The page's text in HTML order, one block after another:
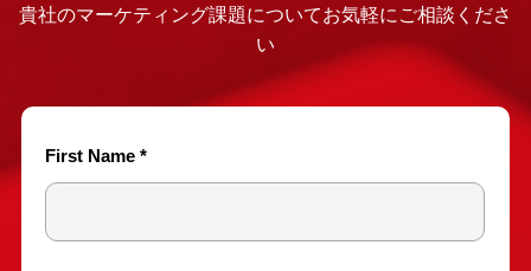
貴社のマーケティング課題についてお気軽にご相談くださ
い